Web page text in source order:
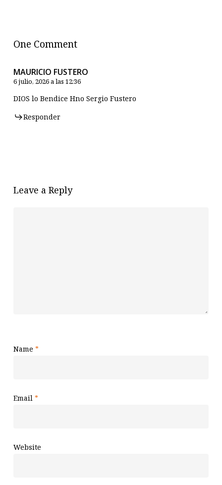
One Comment
MAURICIO FUSTERO
6 julio, 2026 a las 12:36
DIOS lo Bendice Hno Sergio Fustero
Responder
Leave a Reply
Name *
Email *
Website